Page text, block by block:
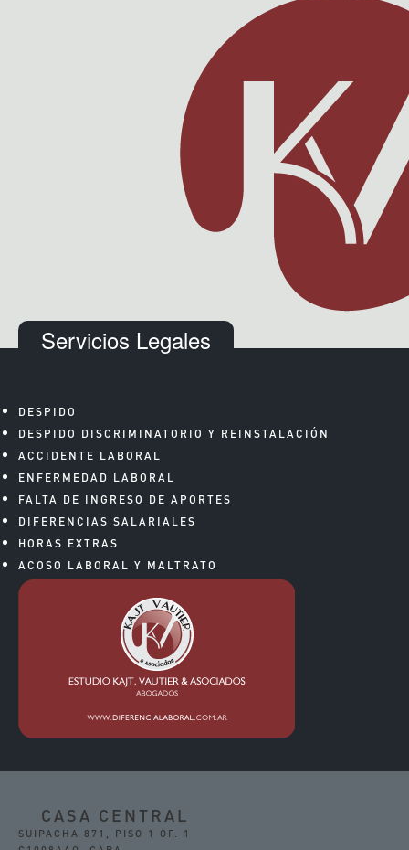
Servicios Legales
DESPIDO
DESPIDO DISCRIMINATORIO Y REINSTALACIÓN
ACCIDENTE LABORAL
ENFERMEDAD LABORAL
FALTA DE INGRESO DE APORTES
DIFERENCIAS SALARIALES
HORAS EXTRAS
ACOSO LABORAL Y MALTRATO
CASA CENTRAL
SUIPACHA 871, PISO 1 OF. 1